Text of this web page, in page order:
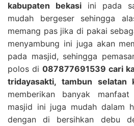
kabupaten bekasi ini pada
mudah bergeser sehingga
memang pas jika di pakai
menyambung ini juga akan
pada masjid, sehingga
polos di 087877691539 cari
tridayasakti, tambun selatan
memberikan banyak
masjid ini juga mudah dalam
dengan di bersihkan debu